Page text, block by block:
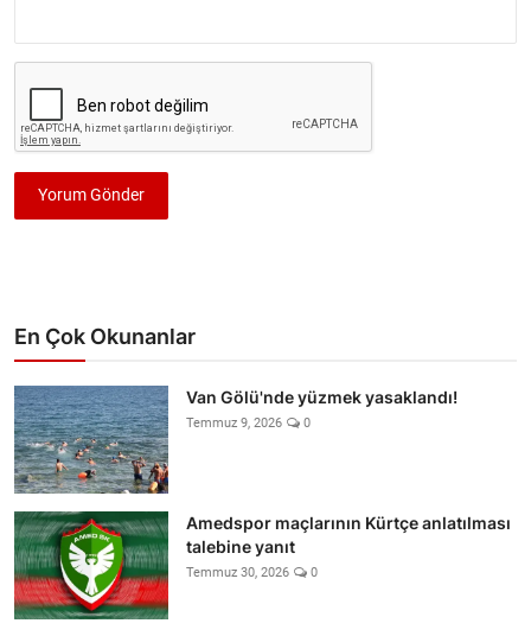
Yorum Gönder
En Çok Okunanlar
Van Gölü'nde yüzmek yasaklandı!
Temmuz 9, 2026 0
Amedspor maçlarının Kürtçe anlatılması
talebine yanıt
Temmuz 30, 2026 0